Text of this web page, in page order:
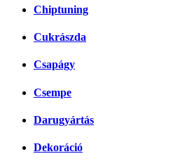
Chiptuning
Cukrászda
Csapágy
Csempe
Darugyártás
Dekoráció